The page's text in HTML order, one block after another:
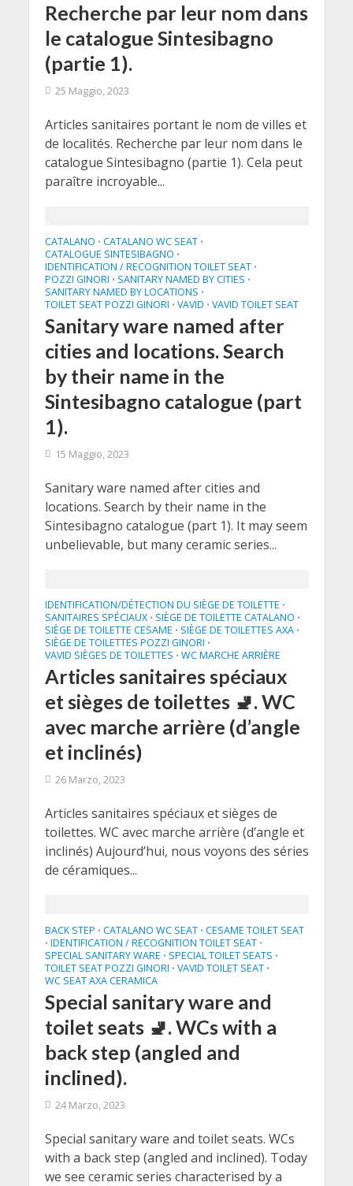
Recherche par leur nom dans
le catalogue Sintesibagno
(partie 1).
25 Maggio, 2023
Articles sanitaires portant le nom de villes et
de localités. Recherche par leur nom dans le
catalogue Sintesibagno (partie 1). Cela peut
paraître incroyable...
CATALANO • CATALANO WC SEAT •
CATALOGUE SINTESIBAGNO •
IDENTIFICATION / RECOGNITION TOILET SEAT •
POZZI GINORI • SANITARY NAMED BY CITIES •
SANITARY NAMED BY LOCATIONS •
TOILET SEAT POZZI GINORI • VAVID • VAVID TOILET SEAT
Sanitary ware named after
cities and locations. Search
by their name in the
Sintesibagno catalogue (part
1).
15 Maggio, 2023
Sanitary ware named after cities and
locations. Search by their name in the
Sintesibagno catalogue (part 1). It may seem
unbelievable, but many ceramic series...
IDENTIFICATION/DÉTECTION DU SIÈGE DE TOILETTE •
SANITAIRES SPÉCIAUX • SIÈGE DE TOILETTE CATALANO •
SIÈGE DE TOILETTE CESAME • SIÈGE DE TOILETTES AXA •
SIÈGE DE TOILETTES POZZI GINORI •
VAVID SIÈGES DE TOILETTES • WC MARCHE ARRIÈRE
Articles sanitaires spéciaux
et sièges de toilettes 🚽. WC
avec marche arrière (d’angle
et inclinés)
26 Marzo, 2023
Articles sanitaires spéciaux et sièges de
toilettes. WC avec marche arrière (d’angle et
inclinés) Aujourd’hui, nous voyons des séries
de céramiques...
BACK STEP • CATALANO WC SEAT • CESAME TOILET SEAT
• IDENTIFICATION / RECOGNITION TOILET SEAT •
SPECIAL SANITARY WARE • SPECIAL TOILET SEATS •
TOILET SEAT POZZI GINORI • VAVID TOILET SEAT •
WC SEAT AXA CERAMICA
Special sanitary ware and
toilet seats 🚽. WCs with a
back step (angled and
inclined).
24 Marzo, 2023
Special sanitary ware and toilet seats. WCs
with a back step (angled and inclined). Today
we see ceramic series characterised by a